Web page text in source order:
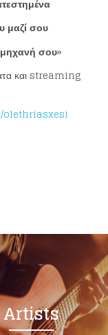
μαζί σου
μηχανή σου»
και streaming
Artists
wait...